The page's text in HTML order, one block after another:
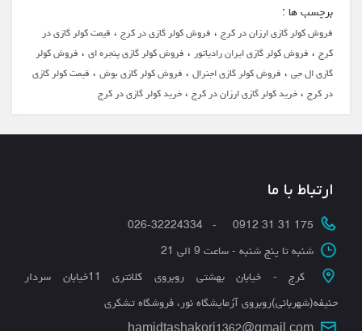
برچسب ها :
فروش کولر گازی ارزان در کرج، فروش کولر گازی در کرج، قیمت کولر گازی در
کرج، فروش کولر گازی ایران رادیاتور، فروش کولر گازی پنجره ای، فروش کولر
گازی ال جی، فروش کولر گازی اجنرال، فروش کولر گازی بوش، قیمت کولر گازی
در کرج،خرید کولر گازی ارزان در کرج،خرید کولر گازی در کرج
ارتباط با ما
175 31 31 0912 - 026-32224334
شنبه تا پنج شنبه - ساعت 9 الی 21
کرج - خیابان بهشتی روبروی کلانتری 11خیابان سردار
حنیفه(شهربانی)روبروی آزمایشگاه نور، فروشگاه تشکری